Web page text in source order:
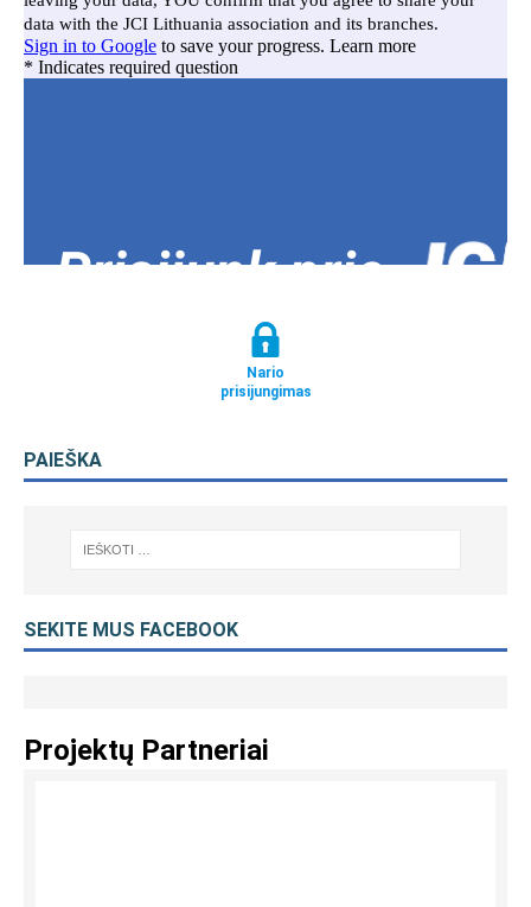
Nario
prisijungimas
PAIEŠKA
SEKITE MUS FACEBOOK
Projektų Partneriai